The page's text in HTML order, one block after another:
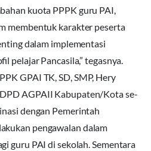
kuota PPPK guru PAI,
membentuk karakter peserta
dalam implementasi
pelajar Pancasila,” tegasnya.
GPAI TK, SD, SMP, Hery
AGPAII Kabupaten/Kota se-
dengan Pemerintah
pengawalan dalam
guru PAI di sekolah. Sementara